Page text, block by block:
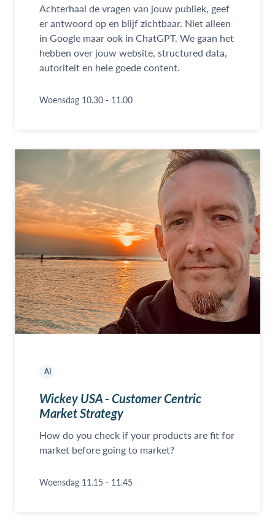
Achterhaal de vragen van jouw publiek, geef
er antwoord op en blijf zichtbaar. Niet alleen
in Google maar ook in ChatGPT. We gaan het
hebben over jouw website, structured data,
autoriteit en hele goede content.
Woensdag 10.30 - 11.00
AI
Wickey USA - Customer Centric
Market Strategy
How do you check if your products are fit for
market before going to market?
Woensdag 11.15 - 11.45